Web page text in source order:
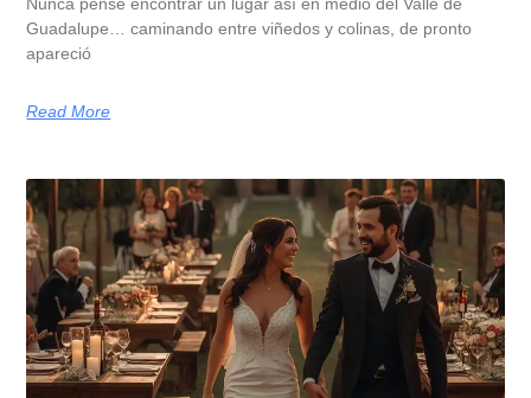
Nunca pensé encontrar un lugar así en medio del Valle de
Guadalupe… caminando entre viñedos y colinas, de pronto
apareció
Read More